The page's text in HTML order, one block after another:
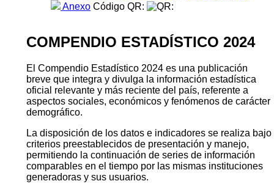
Anexo Código QR:
COMPENDIO ESTADÍSTICO 2024
El Compendio Estadístico 2024 es una publicación
breve que integra y divulga la información estadística
oficial relevante y más reciente del país, referente a
aspectos sociales, económicos y fenómenos de carácter
demográfico.
La disposición de los datos e indicadores se realiza bajo
criterios preestablecidos de presentación y manejo,
permitiendo la continuación de series de información
comparables en el tiempo por las mismas instituciones
generadoras y sus usuarios.